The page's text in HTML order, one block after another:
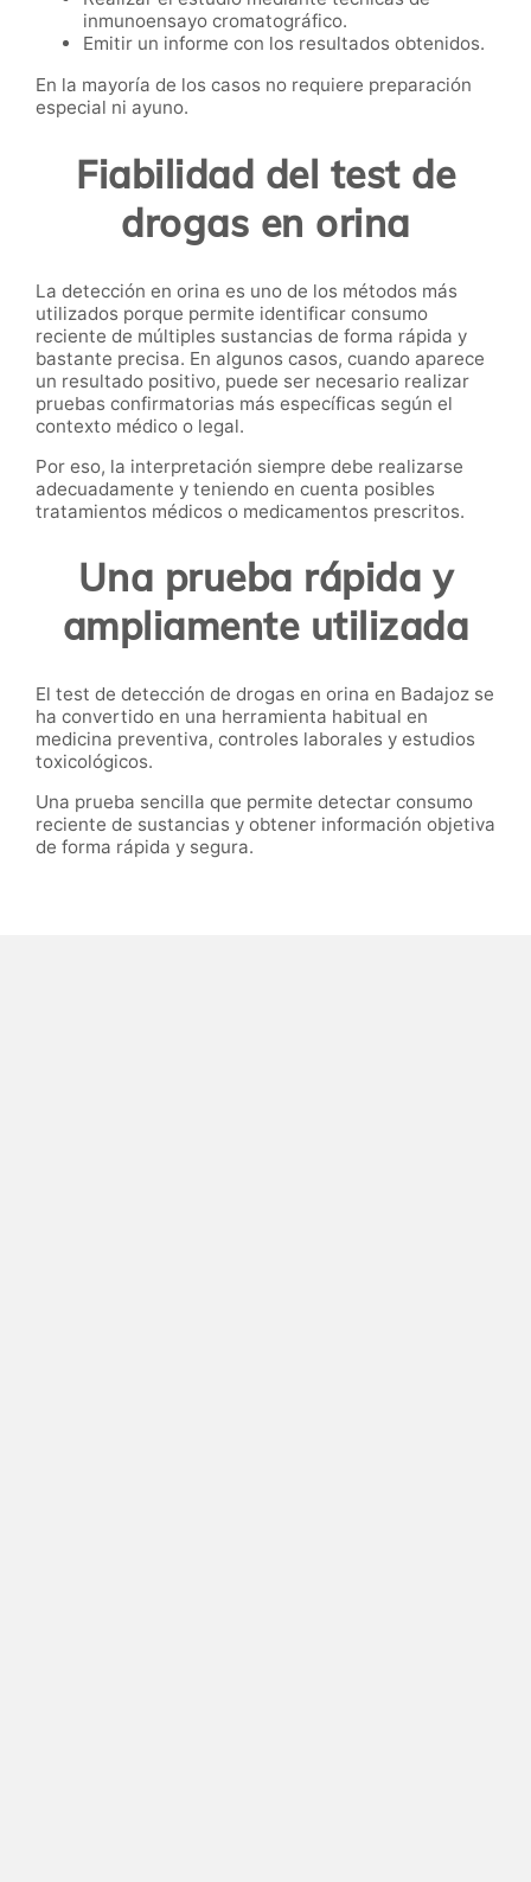
inmunoensayo cromatográfico.
Emitir un informe con los resultados obtenidos.
En la mayoría de los casos no requiere preparación
especial ni ayuno.
Fiabilidad del test de
drogas en orina
La detección en orina es uno de los métodos más
utilizados porque permite identificar consumo
reciente de múltiples sustancias de forma rápida y
bastante precisa. En algunos casos, cuando aparece
un resultado positivo, puede ser necesario realizar
pruebas confirmatorias más específicas según el
contexto médico o legal.
Por eso, la interpretación siempre debe realizarse
adecuadamente y teniendo en cuenta posibles
tratamientos médicos o medicamentos prescritos.
Una prueba rápida y
ampliamente utilizada
El test de detección de drogas en orina en Badajoz se
ha convertido en una herramienta habitual en
medicina preventiva, controles laborales y estudios
toxicológicos.
Una prueba sencilla que permite detectar consumo
reciente de sustancias y obtener información objetiva
de forma rápida y segura.